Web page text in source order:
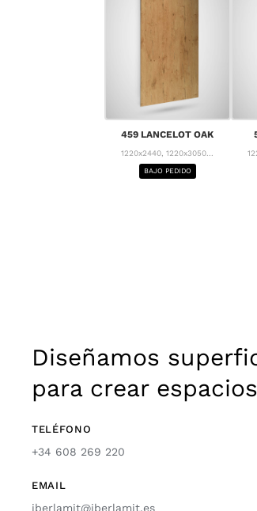
459 LANCELOT OAK
1220x2440, 1220x3050...
BAJO PEDIDO
Diseñamos
para crear
TELÉFONO
+34 608 269 220
EMAIL
iberlamit@iberlamit.es